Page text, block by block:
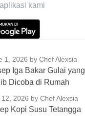
kami
1, 2026 by Chef Alexsia
Iga Bakar Gulai yang
Dicoba di Rumah
12, 2026 by Chef Alexsia
Kopi Susu Tetangga